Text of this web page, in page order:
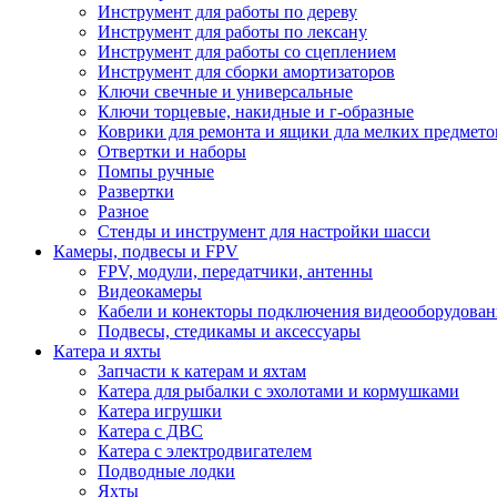
Инструмент для работы по дереву
Инструмент для работы по лексану
Инструмент для работы со сцеплением
Инструмент для сборки амортизаторов
Ключи свечные и универсальные
Ключи торцевые, накидные и г-образные
Коврики для ремонта и ящики дла мелких
Отвертки и наборы
Помпы ручные
Развертки
Разное
Стенды и инструмент для настройки шасси
Камеры, подвесы и FPV
FPV, модули, передатчики, антенны
Видеокамеры
Кабели и конекторы подключения
Подвесы, стедикамы и аксессуары
Катера и яхты
Запчасти к катерам и яхтам
Катера для рыбалки с эхолотами и кормушками
Катера игрушки
Катера с ДВС
Катера с электродвигателем
Подводные лодки
Яхты